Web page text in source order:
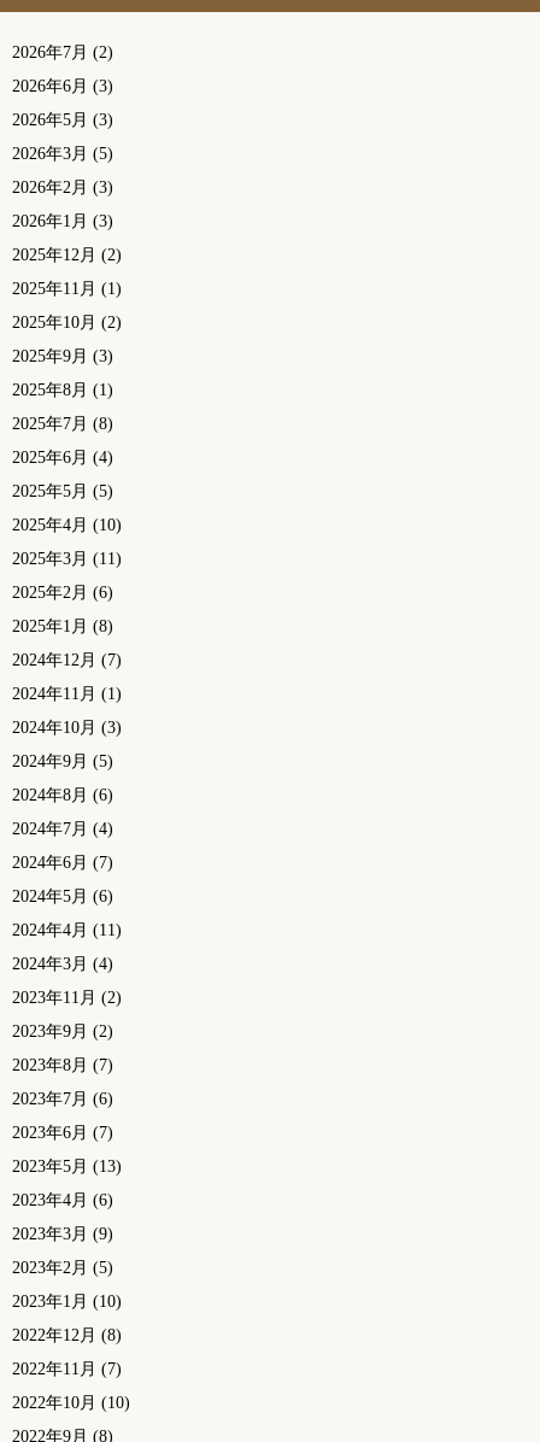
2026年7月 (2)
2026年6月 (3)
2026年5月 (3)
2026年3月 (5)
2026年2月 (3)
2026年1月 (3)
2025年12月 (2)
2025年11月 (1)
2025年10月 (2)
2025年9月 (3)
2025年8月 (1)
2025年7月 (8)
2025年6月 (4)
2025年5月 (5)
2025年4月 (10)
2025年3月 (11)
2025年2月 (6)
2025年1月 (8)
2024年12月 (7)
2024年11月 (1)
2024年10月 (3)
2024年9月 (5)
2024年8月 (6)
2024年7月 (4)
2024年6月 (7)
2024年5月 (6)
2024年4月 (11)
2024年3月 (4)
2023年11月 (2)
2023年9月 (2)
2023年8月 (7)
2023年7月 (6)
2023年6月 (7)
2023年5月 (13)
2023年4月 (6)
2023年3月 (9)
2023年2月 (5)
2023年1月 (10)
2022年12月 (8)
2022年11月 (7)
2022年10月 (10)
2022年9月 (8)